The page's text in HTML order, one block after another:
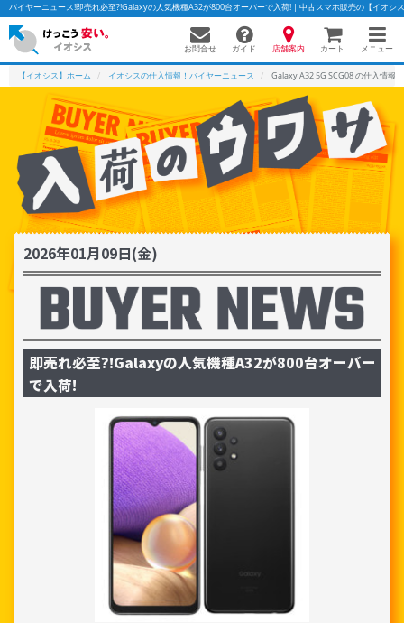
バイヤーニュース!即売れ必至?!Galaxyの人気機種A32が800台オーバーで入荷! | 中古スマホ販売の【イオシ
お問合せ ガイド 店舗案内 カート メニュー
【イオシス】ホーム イオシスの仕入情報！バイヤーニュース Galaxy A32 5G SCG08 の仕入情報
2026年01月09日(金)
即売れ必至?!Galaxyの人気機種A32が800台オーバー
で入荷!
かんたんパソコン検索に切り替える
フリーワード
除外ワード
人気の検索ワード：Let's noteEliteBookMacBook
カテゴリー
商品ジャンルの絞り込み
「スマートフォン」「タブレット」など
シリーズ
商品シリーズ名・ブランド名の絞り込み。
製造、販売メーカーの絞り込み
「Apple」「SONY」「SHARP」など
商品の搭載機能による絞り込み
「5G対応」「防水」「ワンセグ」など